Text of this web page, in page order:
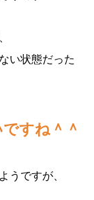
い状態だった
すね＾＾
うですが、